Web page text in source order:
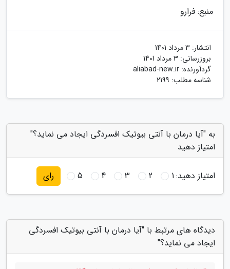
منبع: فرارو
انتشار: 3 مرداد 1401
بروزرسانی: 3 مرداد 1401
گردآورنده: aliabad-new.ir
شناسه مطلب: 2199
به "آیا درمان با آنتی بیوتیک افسردگی ایجاد می نماید؟"
امتیاز دهید
امتیاز دهید:1
2
3
4
5 رای
دیدگاه های مرتبط با "آیا درمان با آنتی بیوتیک افسردگی
ایجاد می نماید؟"